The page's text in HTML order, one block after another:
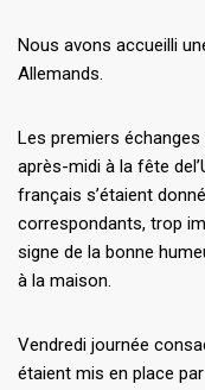
Nous avons accueilli
Allemands.
Les premiers
après-midi à la fête
français s’étaient
correspondants, trop
signe de la bonne
à la maison.
Vendredi journée
étaient mis en place